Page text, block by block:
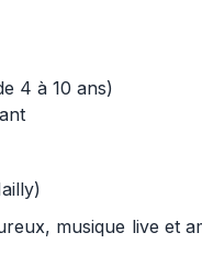
4 à 10 ans)
musique live et